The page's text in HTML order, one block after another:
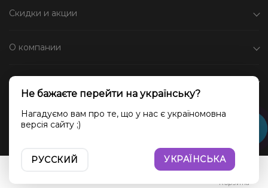
Корзина
Скидки и акции
О компании
Каталог
Социальные сети
Не бажаєте перейти на українську?
Нагадуємо вам про те, що у нас є україномовна
версія сайту ;)
РУССКИЙ УКРАЇНСЬКА